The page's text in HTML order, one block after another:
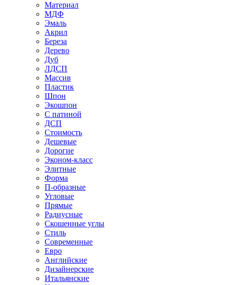
Материал
МДФ
Эмаль
Акрил
Береза
Дерево
Дуб
ЛДСП
Массив
Пластик
Шпон
Экошпон
С патиной
ДСП
Стоимость
Дешевые
Дорогие
Эконом-класс
Элитные
Форма
П-образные
Угловые
Прямые
Радиусные
Скошенные углы
Стиль
Современные
Евро
Английские
Дизайнерские
Итальянские